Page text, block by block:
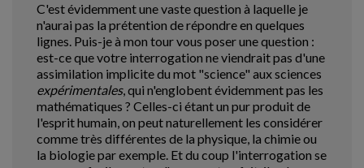
C'est évidemment une vaste question à laquelle je
n'aurai pas la prétention de répondre en quelques
lignes. Puis-je à mon tour vous poser une question :
est-ce que votre interrogation ne viendrait pas d'une
assimilation implicite du mot "science" aux sciences
expérimentales, qui n'englobent évidemment pas les
mathématiques ? Celles-ci étant un pur produit de
l'esprit humain, on peut naturellement les considérer
comme très différentes de la physique, la chimie ou
la biologie par exemple. Et du coup l'interrogation se